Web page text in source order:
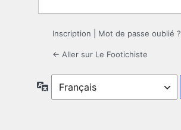
Inscription Mot de passe oublié ?
← Aller sur Le Footichiste
Langue